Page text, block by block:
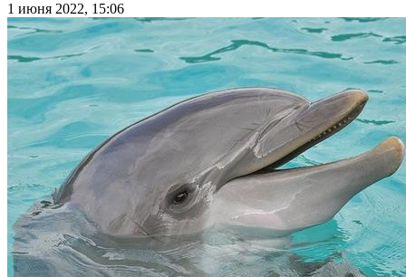
1 июня 2022, 15:06